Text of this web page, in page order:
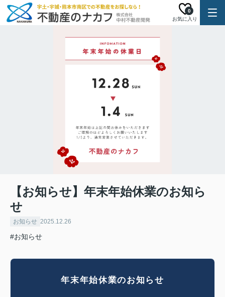
お気に入り
0
【お知らせ】年末年始休業のお知ら
せ
お知らせ 2025.12.26
#お知らせ
年末年始休業のお知らせ